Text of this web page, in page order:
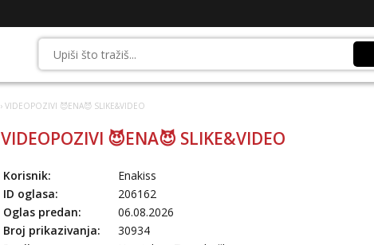
› VIDEOPOZIVI 😈ENA😈 SLIKE&VIDEO
VIDEOPOZIVI 😈ENA😈 SLIKE&VIDEO
Korisnik:
Enakiss
ID oglasa:
206162
Oglas predan:
06.08.2026
Broj prikazivanja:
30934